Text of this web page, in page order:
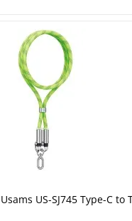
US-SJ745 Type-C to